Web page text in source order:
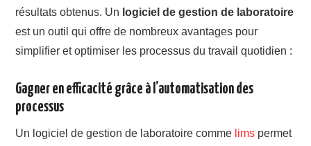
résultats obtenus. Un logiciel de gestion de laboratoire
est un outil qui offre de nombreux avantages pour
simplifier et optimiser les processus du travail quotidien :
Gagner en efficacité grâce à l’automatisation des
processus
Un logiciel de gestion de laboratoire comme lims permet